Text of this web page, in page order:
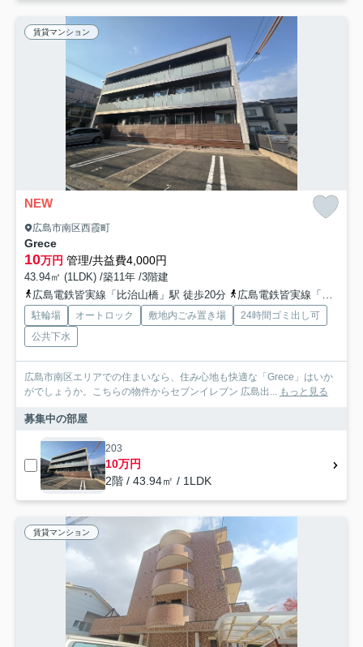
賃貸マンション
NEW
広島市南区西霞町
Grece
10万円 管理/共益費4,000円
43.94㎡ (1LDK) /築11年 /3階建
広島電鉄皆実線「比治山橋」駅 徒歩20分
広島電鉄皆実線「南区役所前」駅 徒歩21分
駐輪場 オートロック 敷地内ごみ置き場
24時間ゴミ出し可
公共下水
広島市南区エリアでの住まいなら、住み心地も快適な「Grece」はいか
がでしょうか。こちらの物件からセブンイレブン 広島出... もっと見る
募集中の部屋
203
10万円
2階 / 43.94㎡ / 1LDK
賃貸マンション